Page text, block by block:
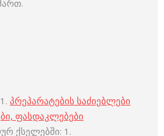
პრეპარატების საძიებლები
ფასდაკლებები
ქსელებში: 1.